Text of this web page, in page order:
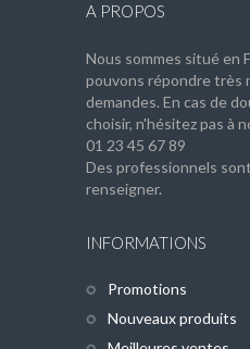
A PROPOS
Nous sommes situé en
pouvons répondre très
demandes. En cas de
choisir, n'hésitez pas à
01 23 45 67 89
Des professionnels
renseigner.
INFORMATIONS
Promotions
Nouveaux produits